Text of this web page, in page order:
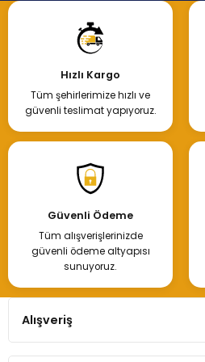
Hızlı Kargo
Tüm şehirlerimize hızlı ve
güvenli teslimat yapıyoruz.
Güvenli Ödeme
Tüm alışverişlerinizde
güvenli ödeme altyapısı
sunuyoruz.
Alışveriş